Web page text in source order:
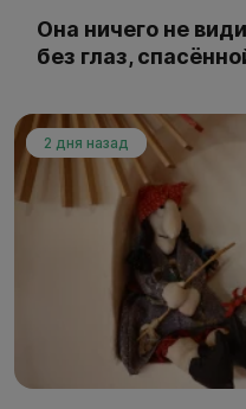
Она ничего не
без глаз,
2 дня назад